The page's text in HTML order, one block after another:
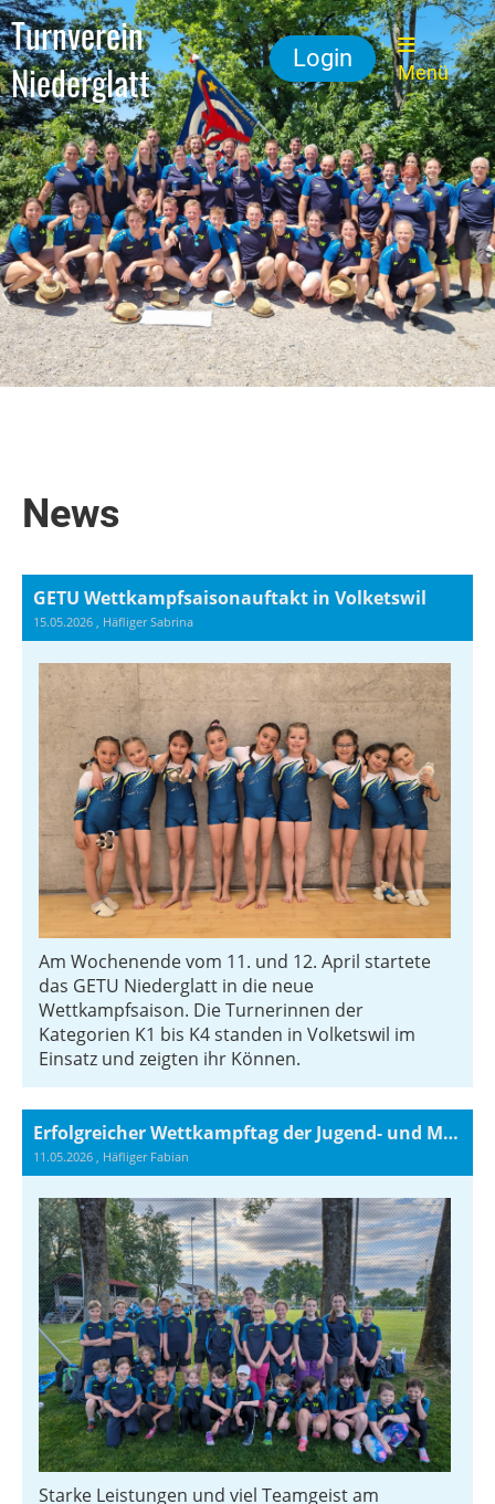
Turnverein
Niederglatt
Login
Menü
News
GETU Wettkampfsaisonauftakt in Volketswil
15.05.2026 , Häfliger Sabrina
Am Wochenende vom 11. und 12. April startete
das GETU Niederglatt in die neue
Wettkampfsaison. Die Turnerinnen der
Kategorien K1 bis K4 standen in Volketswil im
Einsatz und zeigten ihr Können.
Erfolgreicher Wettkampftag der Jugend- und Mädchenriege in Watt
11.05.2026 , Häfliger Fabian
Starke Leistungen und viel Teamgeist am